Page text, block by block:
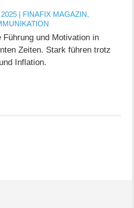
| FINAFIX MAGAZIN,
und Motivation in
Zeiten. Stark führen trotz
Inflation.